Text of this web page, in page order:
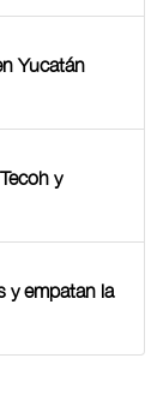
Yucatán
y
y empatan la